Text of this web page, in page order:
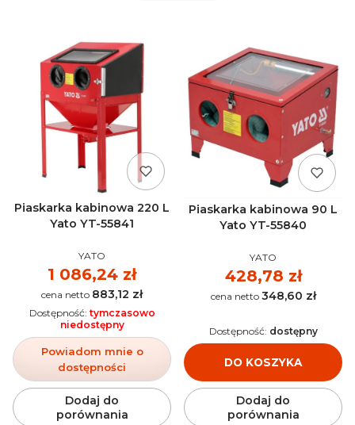
Piaskarka kabinowa 220 L
Yato YT-55841
PRODUCENT
YATO
Cena
1 086,24 zł
Cena 883,12 zł
Powiadom mnie o
dostępności
Dostępność: tymczasowo
niedostępny
Dodaj do
porównania
Piaskarka kabinowa 90 L
Yato YT-55840
PRODUCENT
YATO
Cena
428,78 zł
Cena 348,60 zł
DO KOSZYKA
Dostępność: dostępny
Dodaj do
porównania